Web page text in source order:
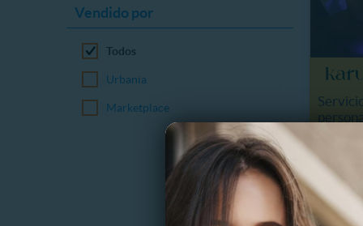
Vendido por
Todos
Urbania
Marketplace
18%